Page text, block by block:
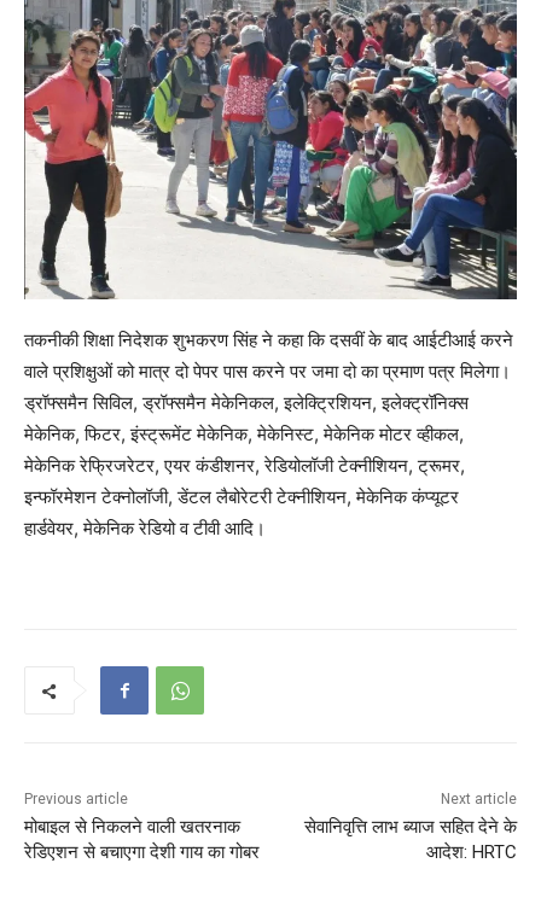
तकनीकी शिक्षा निदेशक शुभकरण सिंह ने कहा कि दसवीं के बाद आईटीआई करने
वाले प्रशिक्षुओं को मात्र दो पेपर पास करने पर जमा दो का प्रमाण पत्र मिलेगा।
ड्रॉफ्समैन सिविल, ड्रॉफ्समैन मेकेनिकल, इलेक्ट्रिशियन, इलेक्ट्रॉनिक्स
मेकेनिक, फिटर, इंस्ट्रूमेंट मेकेनिक, मेकेनिस्ट, मेकेनिक मोटर व्हीकल,
मेकेनिक रेफ्रिजरेटर, एयर कंडीशनर, रेडियोलॉजी टेक्नीशियन, ट्रूमर,
इन्फॉरमेशन टेक्नोलॉजी, डेंटल लैबोरेटरी टेक्नीशियन, मेकेनिक कंप्यूटर
हार्डवेयर, मेकेनिक रेडियो व टीवी आदि।
Previous article
मोबाइल से निकलने वाली खतरनाक
रेडिएशन से बचाएगा देशी गाय का गोबर
Next article
सेवानिवृत्ति लाभ ब्याज सहित देने के
आदेश: HRTC